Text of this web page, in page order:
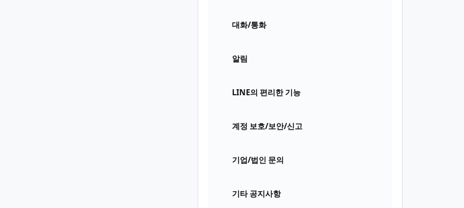
대화/통화
알림
LINE의 편리한 기능
계정 보호/보안/신고
기업/법인 문의
기타 공지사항